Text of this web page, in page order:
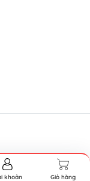
khoản Giỏ hàng